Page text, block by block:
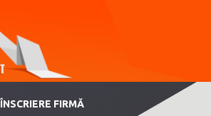
ÎNSCRIERE FIRMĂ